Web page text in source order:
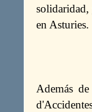
solidaridad,
en Asturies.
Además